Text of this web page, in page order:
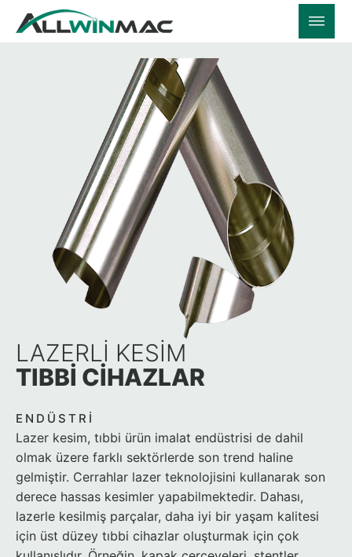
LAZERLI KESIM
TIBBI CIHAZLAR
ENDÜSTRI
Lazer kesim, tıbbi ürün imalat endüstrisi de dahil
olmak üzere farklı sektörlerde son trend haline
gelmiştir. Cerrahlar lazer teknolojisini kullanarak son
derece hassas kesimler yapabilmektedir. Dahası,
lazerle kesilmiş parçalar, daha iyi bir yaşam kalitesi
için üst düzey tıbbi cihazlar oluşturmak için çok